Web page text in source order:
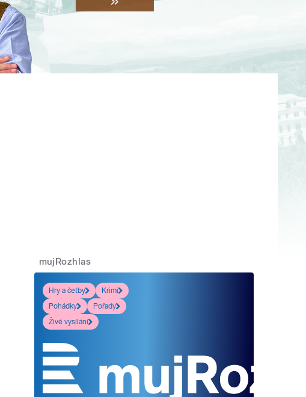
mujRozhlas
Hry a četby
Krimi
Pohádky
Pořady
Živé vysílání